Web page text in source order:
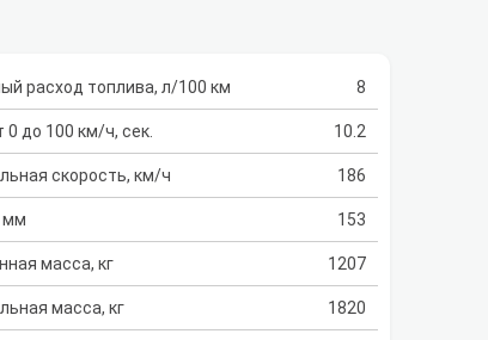
расход топлива, л/100 км 8
0 до 100 км/ч, сек. 10.2
скорость, км/ч 186
мм 153
масса, кг 1207
масса, кг 1820